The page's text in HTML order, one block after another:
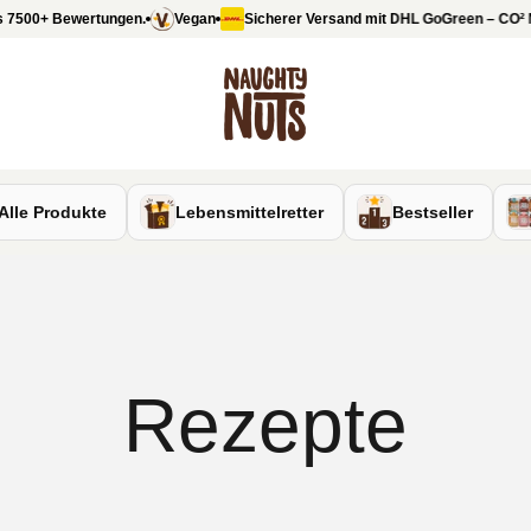
Vegan Sicherer Versand mit DHL GoGreen – CO²Neutral
Naughty Nuts
Produkte Lebensmittelretter Bestseller
Rezepte